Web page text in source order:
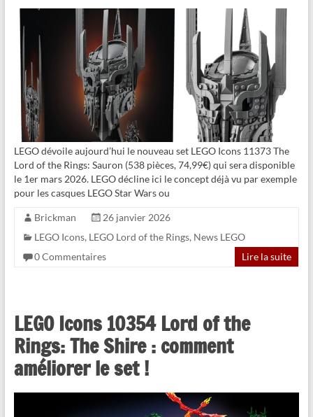
LEGO dévoile aujourd’hui le nouveau set LEGO Icons 11373 The
Lord of the Rings: Sauron (538 pièces, 74,99€) qui sera disponible
le 1er mars 2026. LEGO décline ici le concept déjà vu par exemple
pour les casques LEGO Star Wars ou
Brickman
26 janvier 2026
LEGO Icons, LEGO Lord of the Rings, News LEGO
0 Commentaires
Lire la suite
LEGO Icons 10354 Lord of the
Rings: The Shire : comment
améliorer le set !